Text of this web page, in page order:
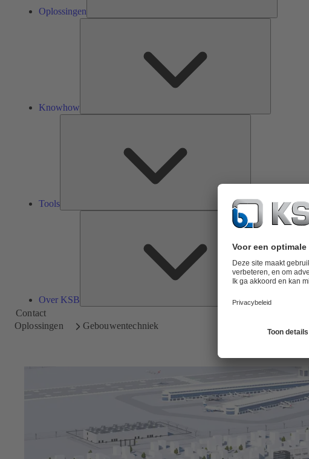
Oplossingen
Knowhow
Tools
Over KSB
Over
KSB
Contact
Oplossingen
Gebouwentechniek